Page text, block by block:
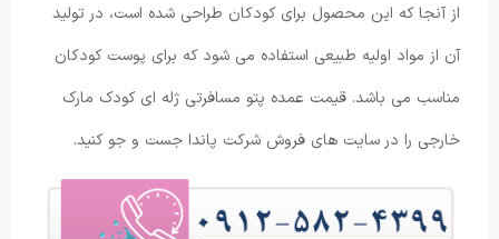
از آنجا که این محصول برای کودکان طراحی شده است، در تولید
آن از مواد اولیه طبیعی استفاده می شود که برای پوست کودکان
مناسب می باشد. قیمت عمده پتو مسافرتی ژله ای کودک مارک
خارجی را در سایت های فروش شرکت پاندا جست و جو کنید.